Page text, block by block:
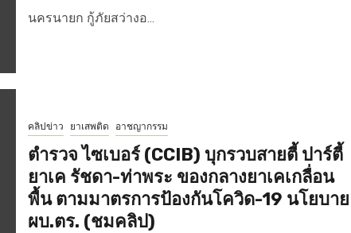
นครนายก กู้ภัยสว่างอ...
คลิปข่าว ยาเสพติด อาชญากรรม
ตำรวจ ไซเบอร์ (CCIB) บุกรวบสายตี้ ปาร์ตี้
ยาเค รัชดา-ท่าพระ ของกลางยาเคเกลื่อน
พื้น ตามมาตรการป้องกันโควิด-19 นโยบาย
ผบ.ตร. (ชมคลิป)